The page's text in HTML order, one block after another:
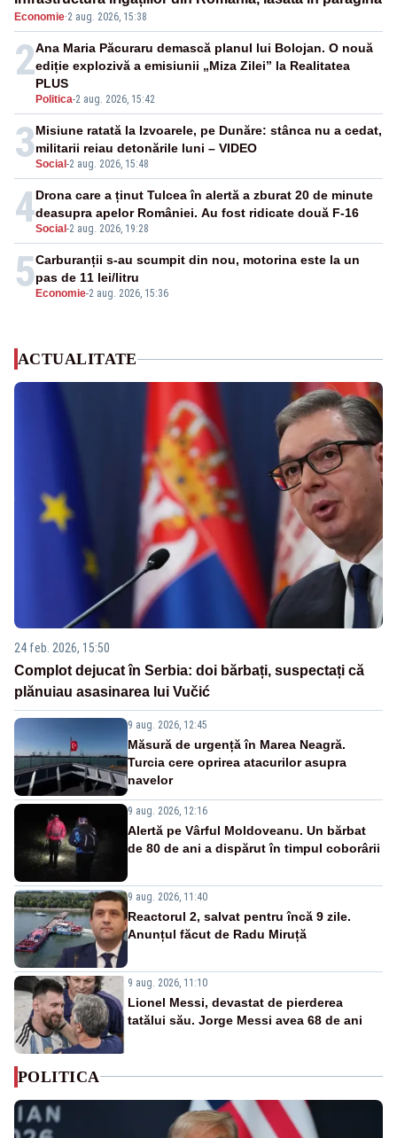
Economie·2 aug. 2026, 15:38
2
Politica-2 aug. 2026, 15:42
Ana Maria Păcuraru demască planul lui Bolojan. O nouă
ediție explozivă a emisiunii „Miza Zilei” la Realitatea
PLUS
3Social -2 aug. 2026, 15:48
Misiune ratată la Izvoarele, pe Dunăre: stânca nu a cedat,
militarii reiau detonările luni – VIDEO
4Social -2 aug. 2026, 19:28
Drona care a ținut Tulcea în alertă a zburat 20 de minute
deasupra apelor României. Au fost ridicate două F-16
5 Economie-2 aug. 2026, 15:36
Carburanții s-au scumpit din nou, motorina este la un
pas de 11 lei/litru
ACTUALITATE
24 feb. 2026, 15:50
Complot dejucat în Serbia: doi bărbați, suspectați că
plănuiau asasinarea lui Vučić
9 aug. 2026, 12:45
Măsură de urgență în Marea Neagră.
Turcia cere oprirea atacurilor asupra
navelor
9 aug. 2026, 12:16
Alertă pe Vârful Moldoveanu. Un bărbat
de 80 de ani a dispărut în timpul coborârii
9 aug. 2026, 11:40
Reactorul 2, salvat pentru încă 9 zile.
Anunțul făcut de Radu Miruță
9 aug. 2026, 11:10
Lionel Messi, devastat de pierderea
tatălui său. Jorge Messi avea 68 de ani
POLITICA